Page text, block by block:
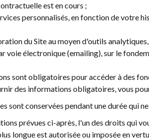
est en cours ;
personnalisés, en fonction de votre
du Site au moyen d'outils
voie électronique (emailing), sur le
sont obligatoires pour accéder à des
des informations obligatoires, vous
sont conservées pendant une durée qui
prévues ci-après, l'un des droits qui
longue est autorisée ou imposée en